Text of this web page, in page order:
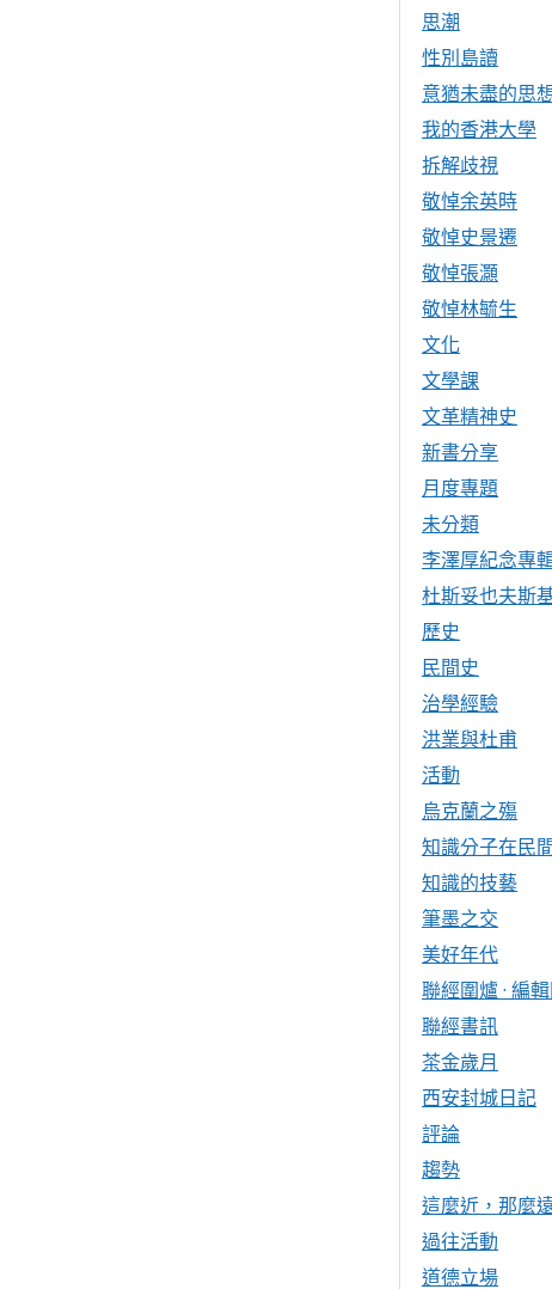
思潮
性別島讀
意猶未盡的思
我的香港大學
拆解歧視
敬悼余英時
敬悼史景遷
敬悼張灝
敬悼林毓生
文化
文學課
文革精神史
新書分享
月度專題
未分類
李澤厚紀念專
杜斯妥也夫斯
歷史
民間史
治學經驗
洪業與杜甫
活動
烏克蘭之殤
知識分子在民
知識的技藝
筆墨之交
美好年代
聯經圍爐 · 編
聯經書訊
茶金歲月
西安封城日記
評論
趨勢
這麼近，那麼
過往活動
道德立場